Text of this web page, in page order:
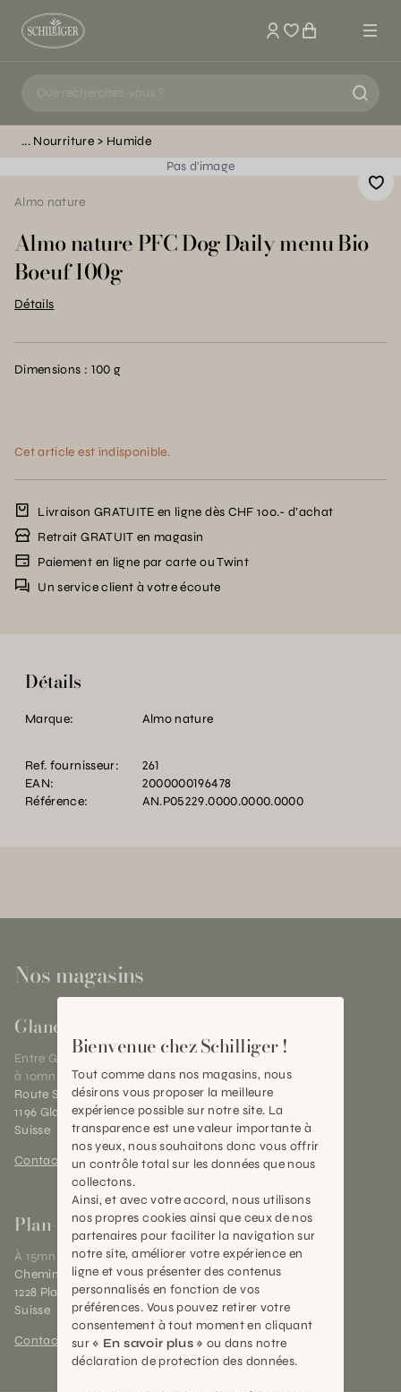
Mon compte
Nourriture
Humide
Pas d'image
Almo nature
Almo nature PFC Dog Daily menu Bio
Boeuf 100g
Détails
Dimensions : 100 g
Cet article est indisponible.
Livraison GRATUITE en ligne dès CHF 100.- d’achat
Retrait GRATUIT en magasin
Paiement en ligne par carte ou Twint
Un service client à votre écoute
Détails
Marque: Almo nature
Ref. fournisseur:
261
EAN:
2000000196478
Référence:
AN.P05229.0000.0000.0000
Nos magasins
Gland
Entre Genève et Lausanne,
à 10mn de Nyon
Route Suisse 40
1196 Gland (VD)
Suisse
Contact et horaires
Plan-les-Ouates
À 15mn du centre de Genève
Chemin des Charrotons 25
1228 Plan-les-Ouates (GE)
Suisse
Contact et horaires
Bienvenue chez Schilliger !
Tout comme dans nos magasins, nous
désirons vous proposer la meilleure
expérience possible sur notre site. La
transparence est une valeur importante à
nos yeux, nous souhaitons donc vous offrir
un contrôle total sur les données que nous
collectons.
Ainsi, et avec votre accord, nous utilisons
nos propres cookies ainsi que ceux de nos
partenaires pour faciliter la navigation sur
notre site, améliorer votre expérience en
ligne et vous présenter des contenus
personnalisés en fonction de vos
préférences. Vous pouvez retirer votre
consentement à tout moment en cliquant
sur « En savoir plus » ou dans notre
déclaration de protection des données.